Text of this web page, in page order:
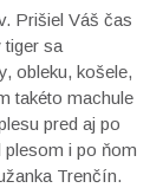
Prišiel Váš čas
tiger sa
obleku, košele,
takéto machule
pred aj po
plesom i po ňom
Trenčín.